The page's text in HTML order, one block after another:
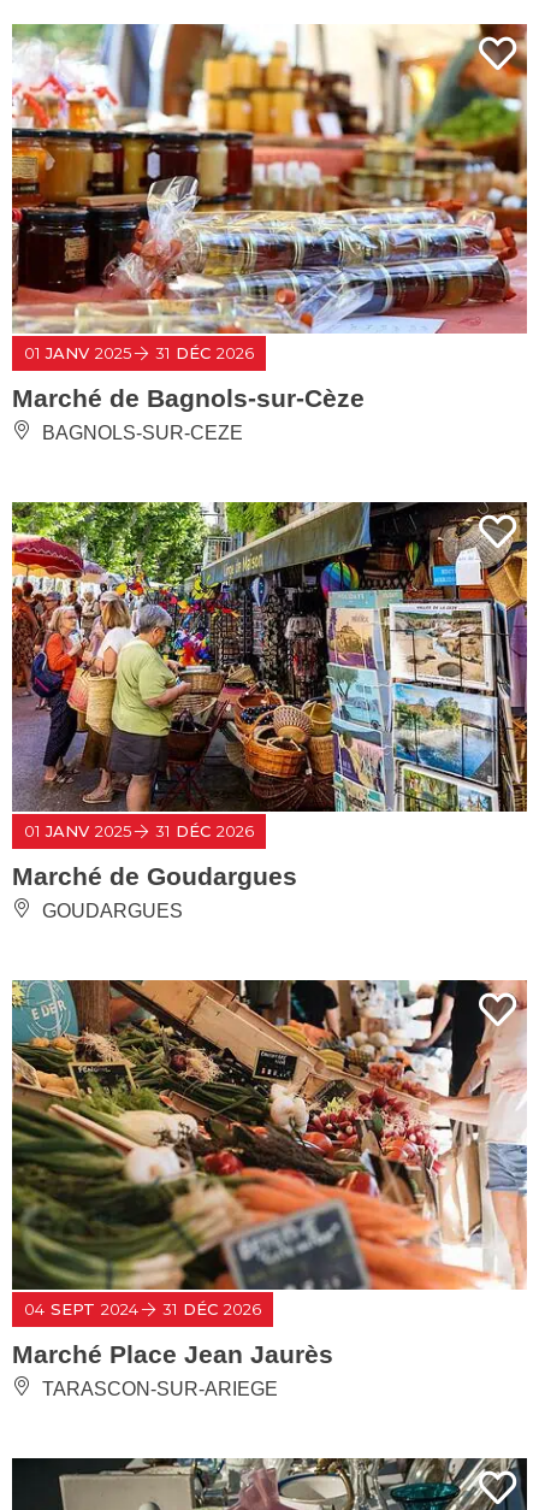
01 JANV 2025 31 DÉC 2026
Marché de Bagnols-sur-Cèze
BAGNOLS-SUR-CEZE
01 JANV 2025 31 DÉC 2026
Marché de Goudargues
GOUDARGUES
04 SEPT 2024 31 DÉC 2026
Marché Place Jean Jaurès
TARASCON-SUR-ARIEGE